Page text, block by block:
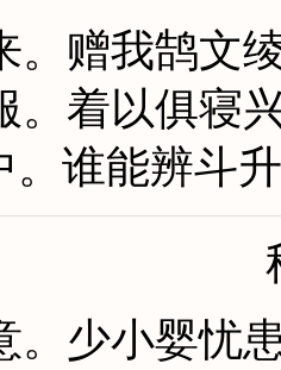
。赠我鹄文
。着以俱寝
。谁能辨斗
。少小婴忧